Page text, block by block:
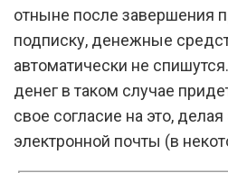
отныне после завершения
подписку, денежные
автоматически не
денег в таком случае
свое согласие на это,
электронной почты (в